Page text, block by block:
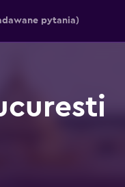
pytania)